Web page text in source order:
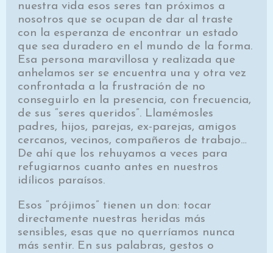
nuestra vida esos seres tan próximos a
nosotros que se ocupan de dar al traste
con la esperanza de encontrar un estado
que sea duradero en el mundo de la forma.
Esa persona maravillosa y realizada que
anhelamos ser se encuentra una y otra vez
confrontada a la frustración de no
conseguirlo en la presencia, con frecuencia,
de sus “seres queridos”. Llamémosles
padres, hijos, parejas, ex-parejas, amigos
cercanos, vecinos, compañeros de trabajo…
De ahí que los rehuyamos a veces para
refugiarnos cuanto antes en nuestros
idílicos paraísos.
Esos “prójimos” tienen un don: tocar
directamente nuestras heridas más
sensibles, esas que no querríamos nunca
más sentir. En sus palabras, gestos o